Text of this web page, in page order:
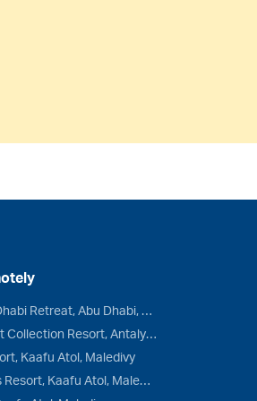
Anantara Santorini Abu Dhabi Retreat, Abu Dhabi, Spojené arabské emiráty
Bayou Villas at Lara Barut Collection Resort, Antalya, Turecko
Kaafu Atol, Maledivy
Gili Lankanfushi Maldives Resort, Kaafu Atol, Maledivy